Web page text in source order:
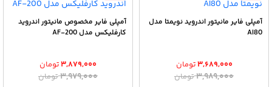
آمپلی فایر مانیتور اندروید نویمتا مدل
AI80
۳,۹۸۹,۰۰۰تومانقیمت
۳,۶۸۹,۰۰۰تومان
قیمت
آمپلی فایر مخصوص مانیتور اندروید
کارفلیکس مدل AF-200
۳,۹۷۹,۰۰۰تومانقیمت
۳,۸۷۹,۰۰۰تومان
قیمت